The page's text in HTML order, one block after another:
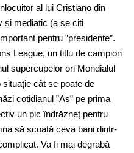
al lui Cristiano din
și mediatic (a se citi
pentru ”presidente”.
League, un titlu de campion
supercupelor ori Mondialul
cât se poate de
cotidianul ”As” pe prima
un pic îndrăzneț pentru
să scoată ceva bani dintr-
Va fi mai degrabă